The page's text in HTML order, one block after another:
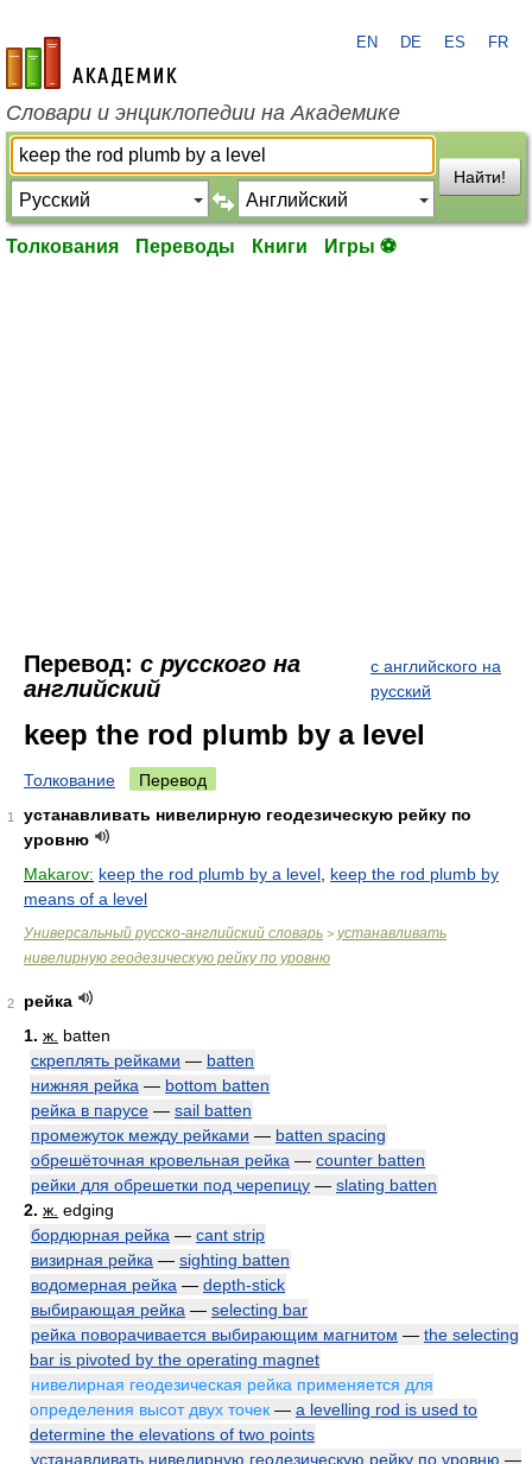
academic.ru
EN DE ES FR
Словари и энциклопедии на Академике
Найти!
Толкования Переводы Книги Игры ⚽
Перевод: с русского на
английский
с английского на
русский
keep the rod plumb by a level
Толкование Перевод
1
устанавливать нивелирную геодезическую рейку по
уровню
Makarov: keep the rod plumb by a level keep the rod plumb by
means of a level
Универсальный русско-английский словарь > устанавливать
нивелирную геодезическую рейку по уровню
2
рейка
1. ж. batten
скреплять рейками — batten
нижняя рейка — bottom batten
рейка в парусе — sail batten
промежуток между рейками — batten spacing
обрешёточная кровельная рейка — counter batten
рейки для обрешетки под черепицу — slating batten
2. ж. edging
бордюрная рейка — cant strip
визирная рейка — sighting batten
водомерная рейка — depth-stick
выбирающая рейка — selecting bar
рейка поворачивается выбирающим магнитом — the selecting
bar is pivoted by the operating magnet
нивелирная геодезическая рейка применяется для
определения высот двух точек — a levelling rod is used to
determine the elevations of two points
устанавливать нивелирную геодезическую рейку по уровню —